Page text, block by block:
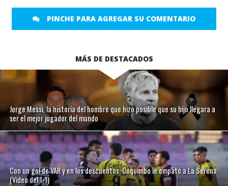
PINCHE PARA AGREGAR SU COMENTARIO
MÁS DE DESTACADOS
Jorge Messi, la historia del hombre que hizo posible que su hijo llegara a
ser el mejor jugador del mundo
Con un gol de VAR y en los descuentos, Coquimbo le empató a La Serena
(Video del 1-1)